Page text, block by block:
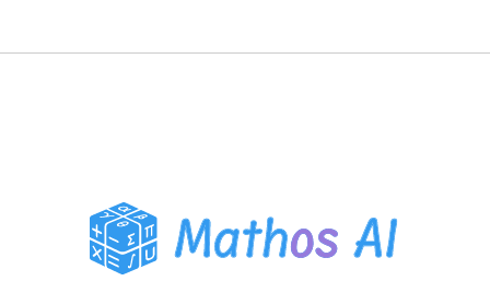
Assistant Devoirs PDF
Outils d'étude